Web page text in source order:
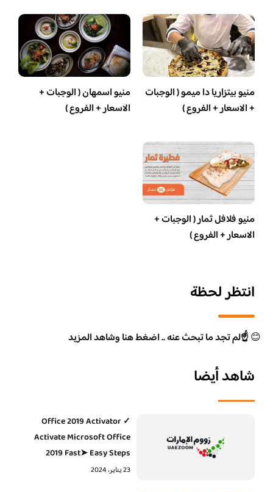
منيو بيتزاريا دا ميمو ( الوجبات
+ الاسعار + الفروع )
منيو اسمهان ( الوجبات +
الاسعار + الفروع )
منيو فلافل ثمار ( الوجبات +
الاسعار + الفروع )
انتظر لحظة
😊☝️لم تجد ما تبحث عنه .. اضغط هنا وشاهد المزيد
شاهد أيضا
Office 2019 Activator ✓
Activate Microsoft Office
2019 Fast➤ Easy Steps
23 يناير، 2024